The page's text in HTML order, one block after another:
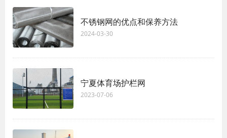
不锈钢网的优点和保养方法
2024-03-30
宁夏体育场护栏网
2023-07-06